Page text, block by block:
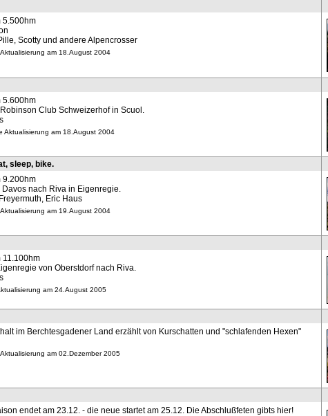
5.500hm
Scotty und andere Alpencrosser
am 18.August 2004
5.600hm
Club Schweizerhof in Scuol.
Aktualisierung am 18.August 2004
sleep, bike.
9.200hm
nach Riva in Eigenregie.
Eric Haus
am 19.August 2004
11.100hm
von Oberstdorf nach Riva.
am 24.August 2005
im Berchtesgadener Land erzählt von Kurschatten und "schlafenden Hexen"
am 02.Dezember 2005
endet am 23.12. - die neue startet am 25.12. Die Abschlußfeten gibts hier!